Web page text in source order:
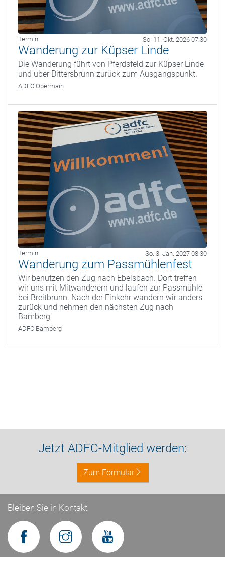
Termin So. 11. Okt. 2026 07:30
Wanderung zur Küpser Linde
Die Wanderung führt von Pferdsfeld zur Küpser Linde
und über Dittersbrunn zurück zum Ausgangspunkt.
ADFC Obermain
Termin So. 3. Jan. 2027 08:30
Wanderung zum Passmühlenfest
Wir benutzen den Zug nach Ebelsbach. Dort treffen
wir uns mit Mitwanderern und laufen zur Passmühle
bei Breitbrunn. Nach der Einkehr wandern wir anders
zurück und nehmen den nächsten Zug nach
Bamberg.
ADFC Bamberg
Jetzt ADFC-Mitglied werden:
Zum Formular
Bleiben Sie in Kontakt